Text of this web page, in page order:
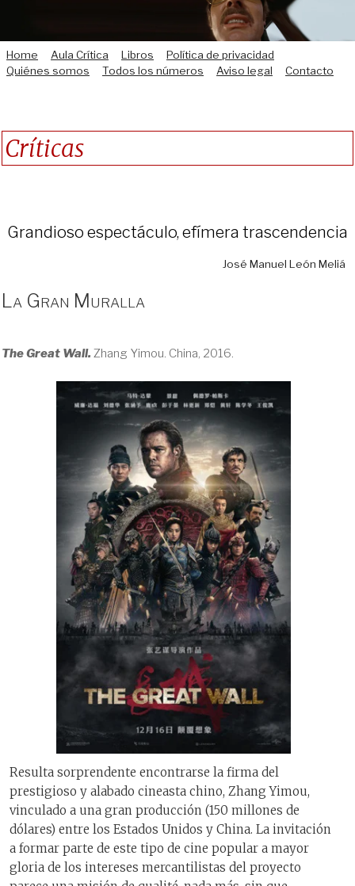
Home Aula Crítica Libros
Política de privacidad
Quiénes somos
Todos los números Aviso legal Contacto
Críticas
Grandioso espectáculo, efímera trascendencia
José Manuel León Meliá
La Gran Muralla
The Great Wall. Zhang Yimou. China, 2016.
Resulta sorprendente encontrarse la firma del
prestigioso y alabado cineasta chino, Zhang Yimou,
vinculado a una gran producción (150 millones de
dólares) entre los Estados Unidos y China. La invitación
a formar parte de este tipo de cine popular a mayor
gloria de los intereses mercantilistas del proyecto